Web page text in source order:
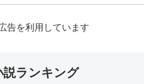
告を利用しています
説ランキング